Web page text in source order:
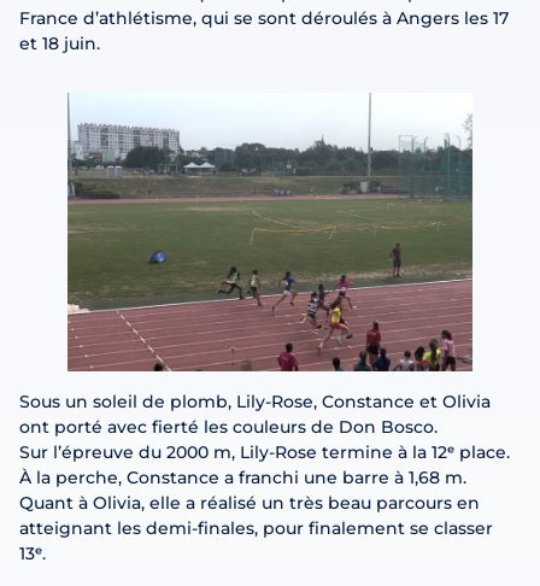
France d’athlétisme, qui se sont déroulés à Angers les 17
et 18 juin.
Sous un soleil de plomb, Lily-Rose, Constance et Olivia
ont porté avec fierté les couleurs de Don Bosco.
Sur l’épreuve du 2000 m, Lily-Rose termine à la 12ᵉ place.
À la perche, Constance a franchi une barre à 1,68 m.
Quant à Olivia, elle a réalisé un très beau parcours en
atteignant les demi-finales, pour finalement se classer
13ᵉ.